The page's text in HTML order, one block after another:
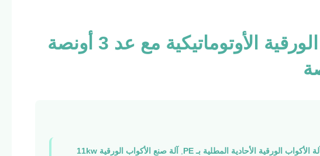
آلة الأكواب الورقية الأوتوماتيكية مع عد 3 أونصة
آلة الأكواب الورقية الأحادية المطلية بـ PE آلة صنع الأكواب الورقية 11kw